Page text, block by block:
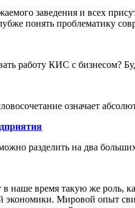
заведения и всех
понять проблематику
работу КИС с бизнесом?
означает
разделить на два
в наше время такую же роль,
Мировой опыт